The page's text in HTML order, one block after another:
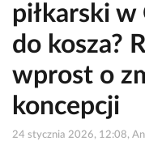
piłkarski w
do kosza?
wprost o
koncepcji
24 stycznia 2026, 12:08,